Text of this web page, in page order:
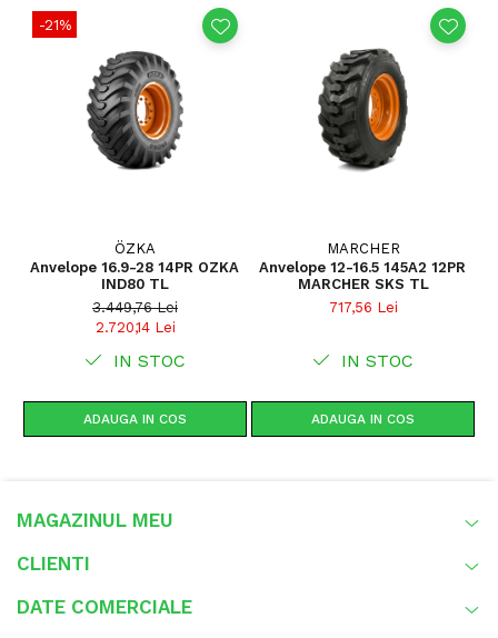
-21%
ÖZKA
Anvelope 16.9-28 14PR OZKA
IND80 TL
3.449,76 Lei
2.720,14 Lei
IN STOC
ADAUGA IN COS
MARCHER
Anvelope 12-16.5 145A2 12PR
MARCHER SKS TL
717,56 Lei
IN STOC
ADAUGA IN COS
MAGAZINUL MEU
CLIENTI
DATE COMERCIALE